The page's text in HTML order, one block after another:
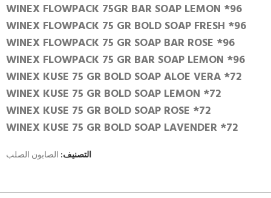
WINEX FLOWPACK 75GR BAR SOAP LEMON *96
WINEX FLOWPACK 75 GR BOLD SOAP FRESH *96
WINEX FLOWPACK 75 GR SOAP BAR ROSE *96
WINEX FLOWPACK 75 GR BAR SOAP LEMON *96
WINEX KUSE 75 GR BOLD SOAP ALOE VERA *72
WINEX KUSE 75 GR BOLD SOAP LEMON *72
WINEX KUSE 75 GR BOLD SOAP ROSE *72
WINEX KUSE 75 GR BOLD SOAP LAVENDER *72
التصنيف: الصابون الصلب